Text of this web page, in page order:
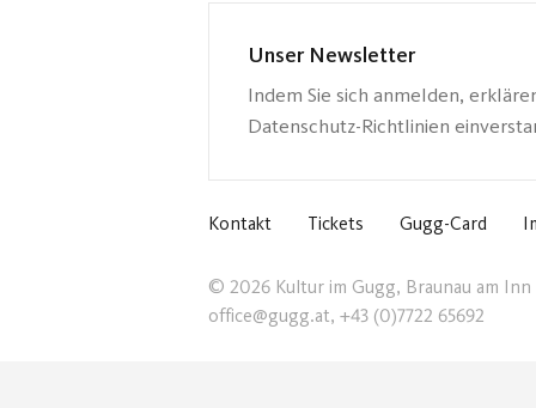
Unser Newsletter
Indem Sie sich anmelden,
Datenschutz-Richtlinien
Kontakt Tickets Gugg-Card
© 2026 Kultur im Gugg, Braunau am Inn
office@gugg.at, +43 (0)7722 65692